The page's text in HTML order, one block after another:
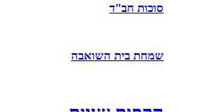
סוכות חב"ד
שמחת בית השואבה